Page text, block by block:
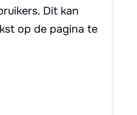
Dit kan
op de pagina te